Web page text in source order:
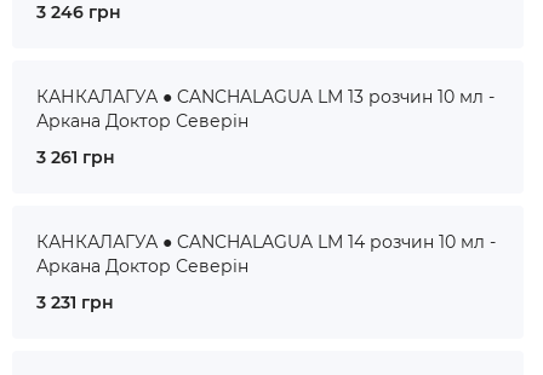
3 246 грн
КАНКАЛАГУА ● CANCHALAGUA LM 13 розчин 10 мл -
Аркана Доктор Северін
3 261 грн
КАНКАЛАГУА ● CANCHALAGUA LM 14 розчин 10 мл -
Аркана Доктор Северін
3 231 грн